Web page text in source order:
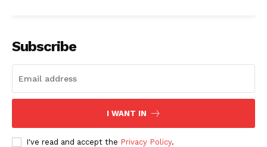
Subscribe
I WANT IN
I've read and accept the Privacy Policy.